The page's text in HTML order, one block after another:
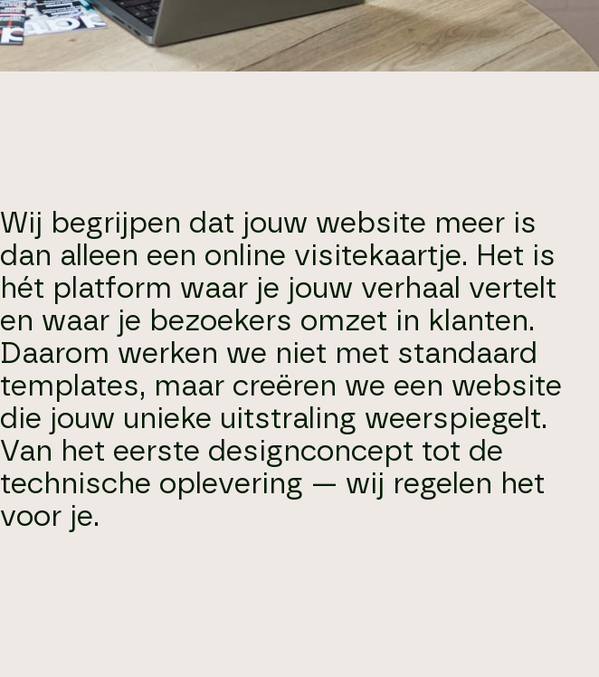
Wij begrijpen dat jouw website meer is
dan alleen een online visitekaartje. Het is
hét platform waar je jouw verhaal vertelt
en waar je bezoekers omzet in klanten.
Daarom werken we niet met standaard
templates, maar creëren we een website
die jouw unieke uitstraling weerspiegelt.
Van het eerste designconcept tot de
technische oplevering — wij regelen het
voor je.